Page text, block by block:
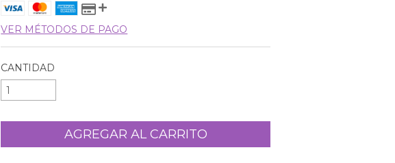
VER MÉTODOS DE PAGO
CANTIDAD